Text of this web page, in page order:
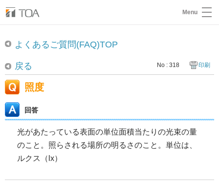
Menu
よくあるご質問(FAQ)TOP
戻る No : 318 印刷
照度
回答
光があたっている表面の単位面積当たりの光束の量
のこと。照らされる場所の明るさのこと。単位は、
ルクス（lx）